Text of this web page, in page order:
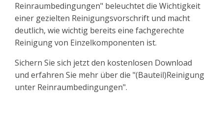
Reinraumbedingungen" beleuchtet die Wichtigkeit
einer gezielten Reinigungsvorschrift und macht
deutlich, wie wichtig bereits eine fachgerechte
Reinigung von Einzelkomponenten ist.
Sichern Sie sich jetzt den kostenlosen Download
und erfahren Sie mehr über die "(Bauteil)Reinigung
unter Reinraumbedingungen".